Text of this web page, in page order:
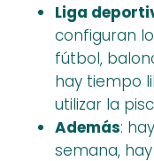
Liga
configuran
fútbol,
hay tiempo
utilizar la
Además:
semana,